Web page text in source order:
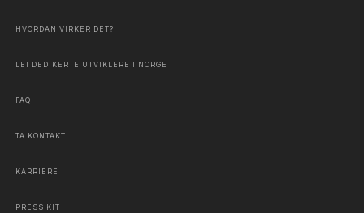
HVORDAN VIRKER DET?
LEI DEDIKERTE UTVIKLERE I NORGE
FAQ
TA KONTAKT
KARRIERE
PRESS KIT